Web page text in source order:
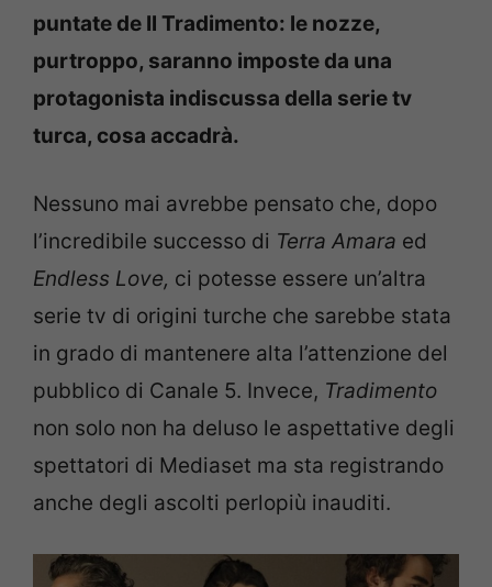
puntate de Il Tradimento: le nozze,
purtroppo, saranno imposte da una
protagonista indiscussa della serie tv
turca, cosa accadrà.
Nessuno mai avrebbe pensato che, dopo
l’incredibile successo di Terra Amara ed
Endless Love, ci potesse essere un’altra
serie tv di origini turche che sarebbe stata
in grado di mantenere alta l’attenzione del
pubblico di Canale 5. Invece, Tradimento
non solo non ha deluso le aspettative degli
spettatori di Mediaset ma sta registrando
anche degli ascolti perlopiù inauditi.